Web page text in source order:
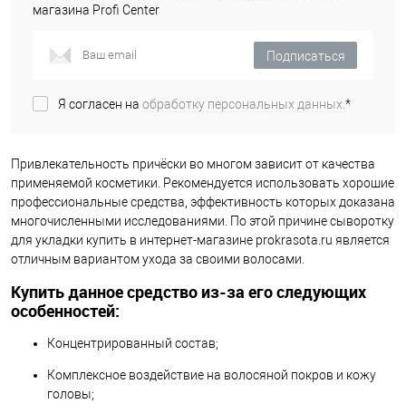
магазина Profi Center
Подписаться
Я согласен на обработку персональных данных.*
Привлекательность причёски во многом зависит от качества
применяемой косметики. Рекомендуется использовать хорошие
профессиональные средства, эффективность которых доказана
многочисленными исследованиями. По этой причине сыворотку
для укладки купить в интернет-магазине prokrasota.ru является
отличным вариантом ухода за своими волосами.
Купить данное средство из-за его следующих
особенностей:
Концентрированный состав;
Комплексное воздействие на волосяной покров и кожу
головы;